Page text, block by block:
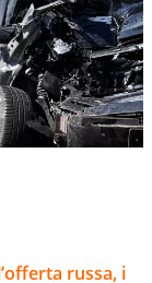
russa, i